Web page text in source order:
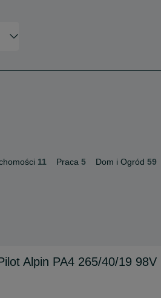
11 Praca 5 Dom i Ogród 59
Alpin PA4 265/40/19 98V